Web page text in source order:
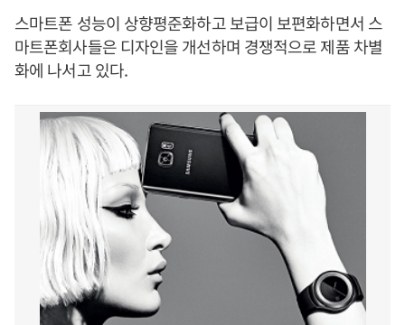
스마트폰 성능이 상향평준화하고 보급이 보편화하면서 스
마트폰회사들은 디자인을 개선하며 경쟁적으로 제품 차별
화에 나서고 있다.